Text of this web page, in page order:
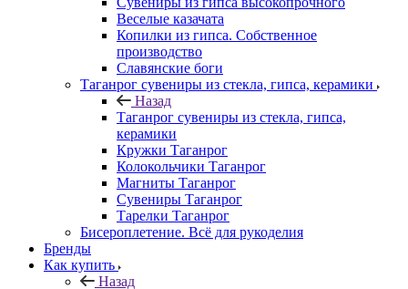
Веселые казачата
Копилки из гипса. Собственное
производство
Славянские боги
Таганрог сувениры из стекла, гипса, керамики
Назад
Таганрог сувениры из стекла, гипса,
керамики
Кружки Таганрог
Колокольчики Таганрог
Магниты Таганрог
Сувениры Таганрог
Тарелки Таганрог
Бисероплетение. Всё для рукоделия
Бренды
Как купить
Назад